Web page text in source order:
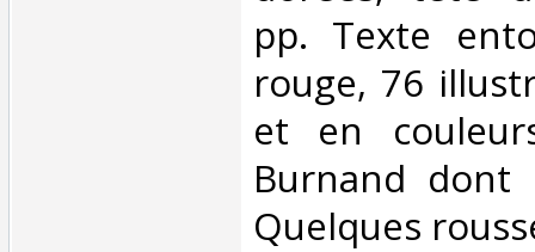
pp. Texte
rouge, 76
et en
Burnand dont
Quelques